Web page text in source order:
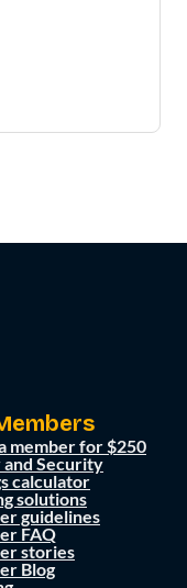
member for $250
and Security
calculator
solutions
guidelines
FAQ
stories
Blog